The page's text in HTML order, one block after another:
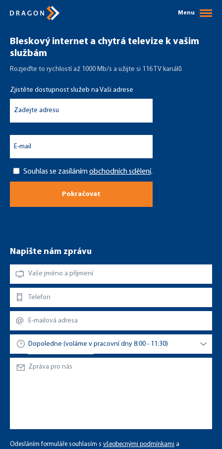
Menu
Bleskový internet a chytrá televize k vašim
službám
Rozjeďte to rychlostí až 1000 Mb/s a užijte si 116 TV kanálů
Zjistěte dostupnost služeb na Vaši adrese
Souhlas se zasílánímobchodních sdělení.
Pokračovat
Napište nám zprávu
Odesláním formuláře souhlasím s všeobecnými podmínkami a